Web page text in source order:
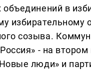
в
избирательному
созыва.
- на
люди» и